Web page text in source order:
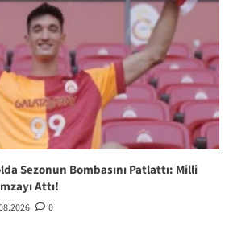
Sezonun Bombasını Patlattı: Milli
Attı!
0